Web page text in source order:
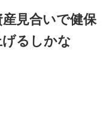
見合いで健保
るしかな